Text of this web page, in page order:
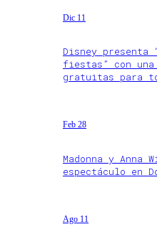
Dic 11
Disney
fiestas” con
gratuitas para
Feb 28
Madonna y Anna
espectáculo en
Ago 11